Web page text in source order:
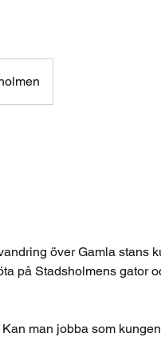
över Gamla stans
på Stadsholmens gator
man jobba som